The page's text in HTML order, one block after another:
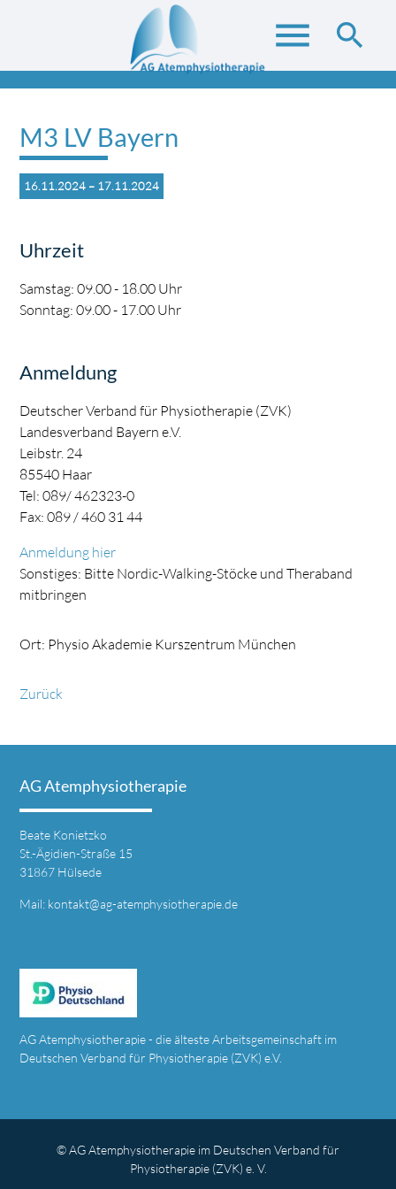
menu search
Suchbegriffe
M3 LV Bayern
16.11.2024 – 17.11.2024
Uhrzeit
Samstag: 09.00 - 18.00 Uhr
Sonntag: 09.00 - 17.00 Uhr
Anmeldung
Deutscher Verband für Physiotherapie (ZVK)
Landesverband Bayern e.V.
Leibstr. 24
85540 Haar
Tel: 089/ 462323-0
Fax: 089 / 460 31 44
Anmeldung hier
Sonstiges: Bitte Nordic-Walking-Stöcke und Theraband
mitbringen
Ort: Physio Akademie Kurszentrum München
Zurück
AG Atemphysiotherapie
Beate Konietzko
St.-Ägidien-Straße 15
31867 Hülsede
Mail: kontakt@ag-atemphysiotherapie.de
AG Atemphysiotherapie - die älteste Arbeitsgemeinschaft im
Deutschen Verband für Physiotherapie (ZVK) e.V.
© AG Atemphysiotherapie im Deutschen Verband für
Physiotherapie (ZVK) e. V.